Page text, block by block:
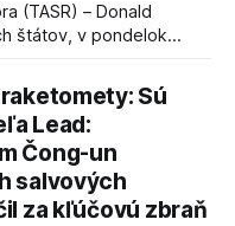
(TASR) – Donald
štátov, v pondelok
v Gaze. Agentúra
že Izrael plní
Sú
Lead:
Čong-un
salvových
za kľúčovú zbraň